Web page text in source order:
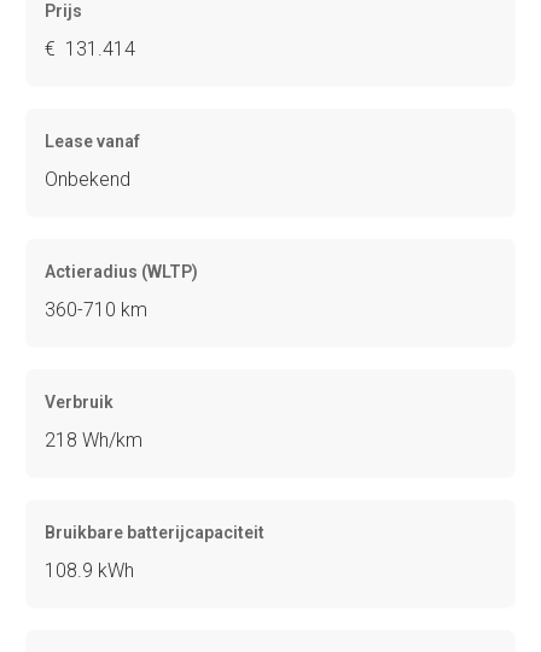
Prijs
€ 131.414
Lease vanaf
Onbekend
Actieradius (WLTP)
360-710 km
Verbruik
218 Wh/km
Bruikbare batterijcapaciteit
108.9 kWh